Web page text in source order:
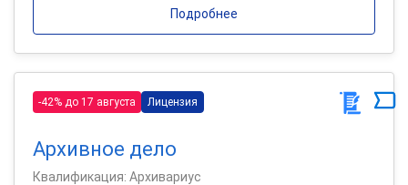
Подробнее
-42% до 17 августа Лицензия
Архивное дело
Квалификация: Архивариус